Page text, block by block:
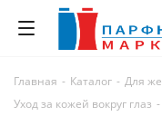
Главная - Каталог - Для
Уход за кожей вокруг глаз -